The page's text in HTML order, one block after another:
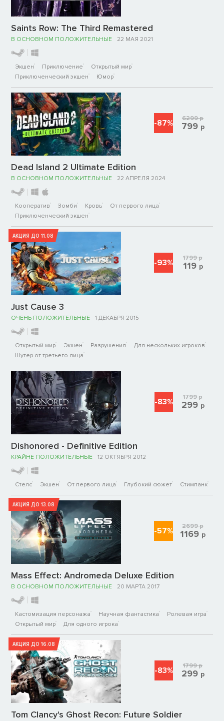
Saints Row: The Third Remastered
В ОСНОВНОМ ПОЛОЖИТЕЛЬНЫЕ 22 МАЯ 2021
Экшен Приключение
Открытый мир
Приключенческий экшен
Юмор
Dead Island 2 Ultimate Edition
В ОСНОВНОМ ПОЛОЖИТЕЛЬНЫЕ 22 АПРЕЛЯ 2024
Кооператив Зомби Кровь
От первого лица
Приключенческий экшен
-87% 6299р
799 р
АКЦИЯ ДО 11.08
Just Cause 3
ОЧЕНЬ ПОЛОЖИТЕЛЬНЫЕ 1 ДЕКАБРЯ 2015
Открытый мир Экшен Разрушения
Для нескольких игроков
Шутер от третьего лица
-93% 1799р
119 р
Dishonored - Definitive Edition
КРАЙНЕ ПОЛОЖИТЕЛЬНЫЕ 12 ОКТЯБРЯ 2012
Стелс Экшен От первого лица Глубокий сюжет Стимпанк
-83% 1799р
299 р
АКЦИЯ ДО 13.08
Mass Effect: Andromeda Deluxe Edition
В ОСНОВНОМ ПОЛОЖИТЕЛЬНЫЕ 20 МАРТА 2017
Кастомизация персонажа Научная фантастика
Ролевая игра
Открытый мир
Для одного игрока
-57% 2699р
1169 р
АКЦИЯ ДО 16.08
Tom Clancy's Ghost Recon: Future Soldier
-83% 1799р
299 р